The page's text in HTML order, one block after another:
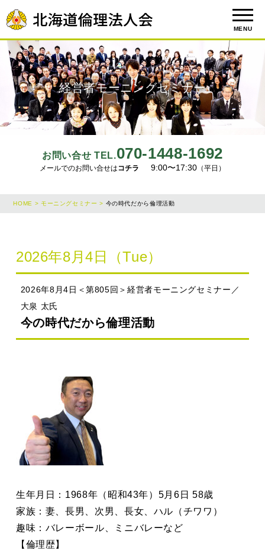
MENU
お問い合せ TEL.070-1448-1692
メールでのお問い合せはコチラ 9:00〜17:30 （平日）
経営者モーニングセミナー
HOME > モーニングセミナー > 今の時代だから倫理活動
2026年8月4日（Tue）
2026年8月4日＜第805回＞経営者モーニングセミナー／
大泉 太氏
今の時代だから倫理活動
生年月日：1968年（昭和43年）5月6日 58歳
家族：妻、長男、次男、長女、ハル（チワワ）
趣味：バレーボール、ミニバレーなど
​【倫理歴】